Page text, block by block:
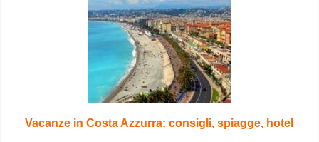
Vacanze in Costa Azzurra: consigli, spiagge, hotel